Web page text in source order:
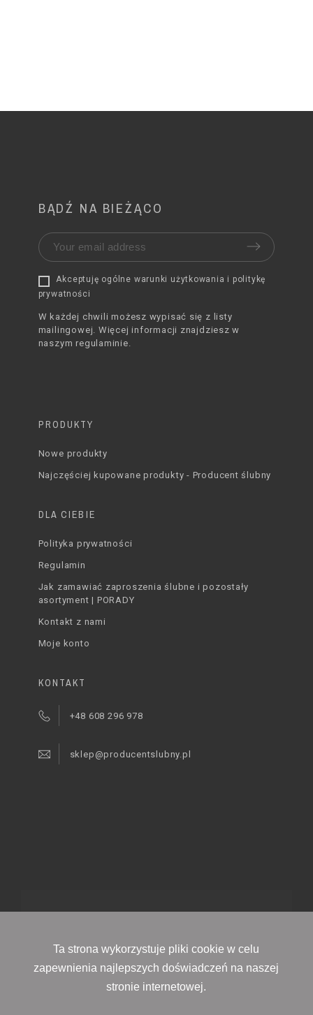
BĄDŹ NA BIEŻĄCO
Akceptuję ogólne warunki użytkowania i politykę
prywatności
W każdej chwili możesz wypisać się z listy
mailingowej. Więcej informacji znajdziesz w
naszym regulaminie.
PRODUKTY
Nowe produkty
Najczęściej kupowane produkty - Producent ślubny
DLA CIEBIE
Polityka prywatności
Regulamin
Jak zamawiać zaproszenia ślubne i pozostały
asortyment | PORADY
Kontakt z nami
Moje konto
KONTAKT
+48 608 296 978
sklep@producentslubny.pl
Ta strona wykorzystuje pliki cookie w celu
zapewnienia najlepszych doświadczeń na naszej
stronie internetowej.